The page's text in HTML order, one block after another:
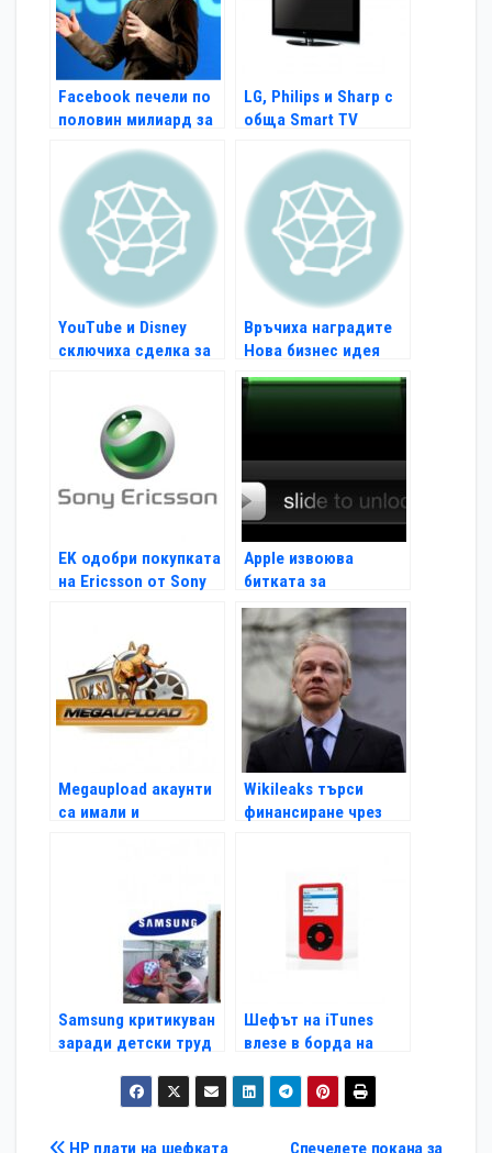
Facebook печели по
половин милиард за
LG, Philips и Sharp с
обща Smart TV
YouTube и Disney
сключиха сделка за
Връчиха наградите
Нова бизнес идея
EK одобри покупката
на Ericsson от Sony
Apple извоюва
битката за
жестовото
отключване
Megaupload акаунти
са имали и
Wikileaks търси
финансиране чрез
Samsung критикуван
заради детски труд
Шефът на iTunes
влезе в борда на
Спечелете покана за
HP плати на шефката